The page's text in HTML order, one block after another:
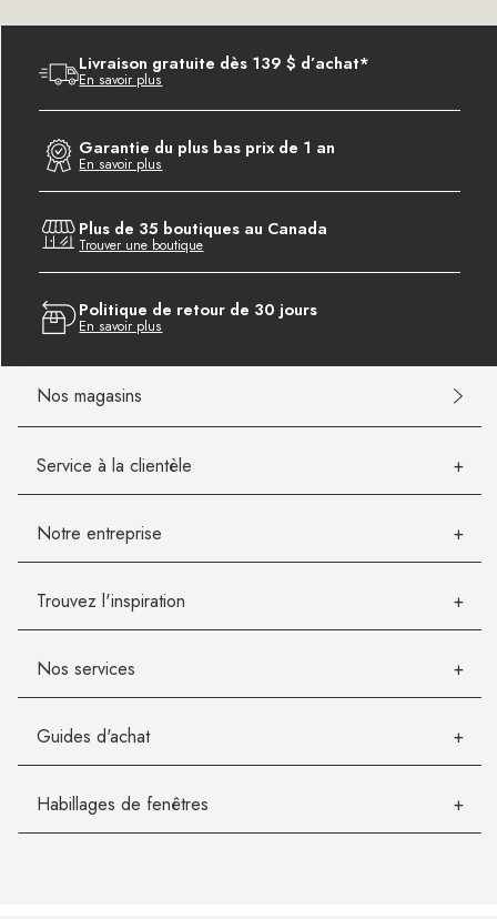
Livraison gratuite dès 139 $ d’achat*
En savoir plus
Garantie du plus bas prix de 1 an
En savoir plus
Plus de 35 boutiques au Canada
Trouver une boutique
Politique de retour de 30 jours
En savoir plus
Nos magasins
Service à la clientèle
Notre entreprise
Trouvez l'inspiration
Nos services
Guides d'achat
Habillages de fenêtres